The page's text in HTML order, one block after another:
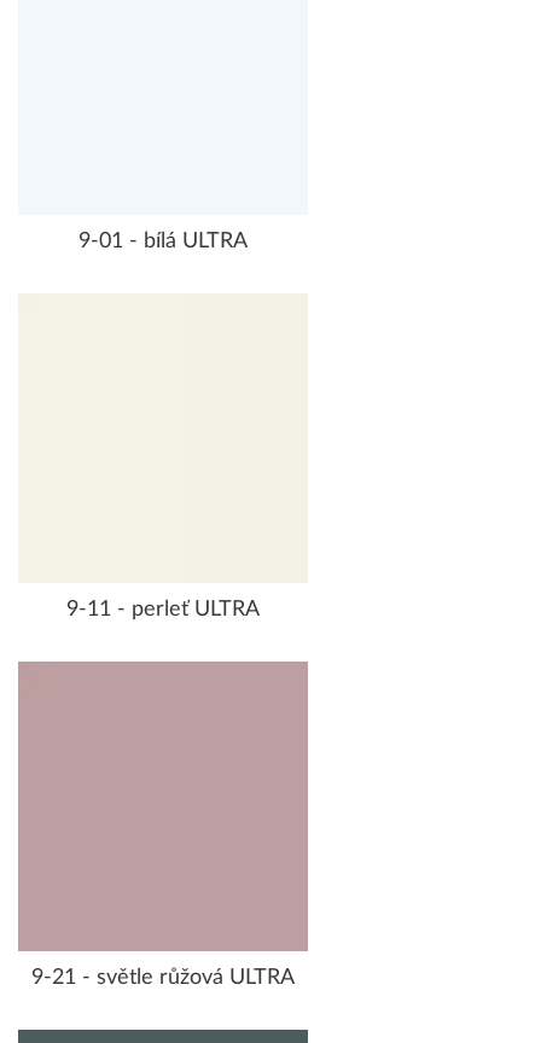
9-01 - bílá ULTRA
9-11 - perleť ULTRA
9-21 - světle růžová ULTRA